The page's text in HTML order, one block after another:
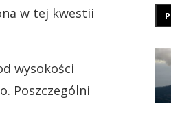
w tej kwestii
wysokości
Poszczególni